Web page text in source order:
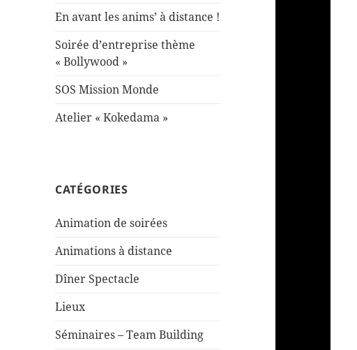
En avant les anims’ à distance !
Soirée d’entreprise thème
« Bollywood »
SOS Mission Monde
Atelier « Kokedama »
CATÉGORIES
Animation de soirées
Animations à distance
Dîner Spectacle
Lieux
Séminaires – Team Building